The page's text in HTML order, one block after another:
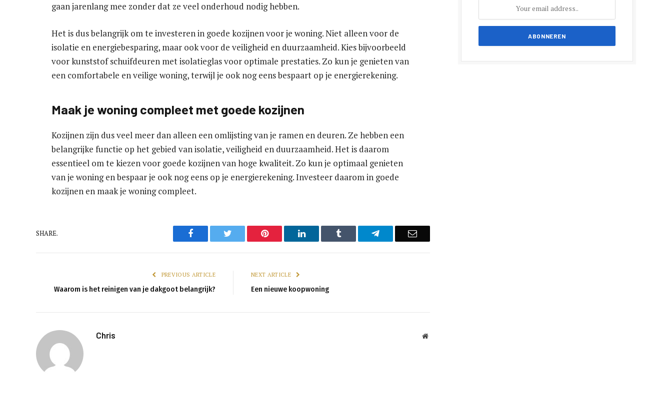
gaan jarenlang mee zonder dat ze veel onderhoud nodig hebben.
Het is dus belangrijk om te investeren in goede kozijnen voor je woning. Niet alleen voor de
isolatie en energiebesparing, maar ook voor de veiligheid en duurzaamheid. Kies bijvoorbeeld
voor kunststof schuifdeuren met isolatieglas voor optimale prestaties. Zo kun je genieten van
een comfortabele en veilige woning, terwijl je ook nog eens bespaart op je energierekening.
Maak je woning compleet met goede kozijnen
Kozijnen zijn dus veel meer dan alleen een omlijsting van je ramen en deuren. Ze hebben een
belangrijke functie op het gebied van isolatie, veiligheid en duurzaamheid. Het is daarom
essentieel om te kiezen voor goede kozijnen van hoge kwaliteit. Zo kun je optimaal genieten
van je woning en bespaar je ook nog eens op je energierekening. Investeer daarom in goede
kozijnen en maak je woning compleet.
SHARE. Facebook Twitter Pinterest LinkedIn Tumblr Telegram Email
PREVIOUS ARTICLE
Waarom is het reinigen van je dakgoot belangrijk?
NEXT ARTICLE
Een nieuwe koopwoning
Chris Website